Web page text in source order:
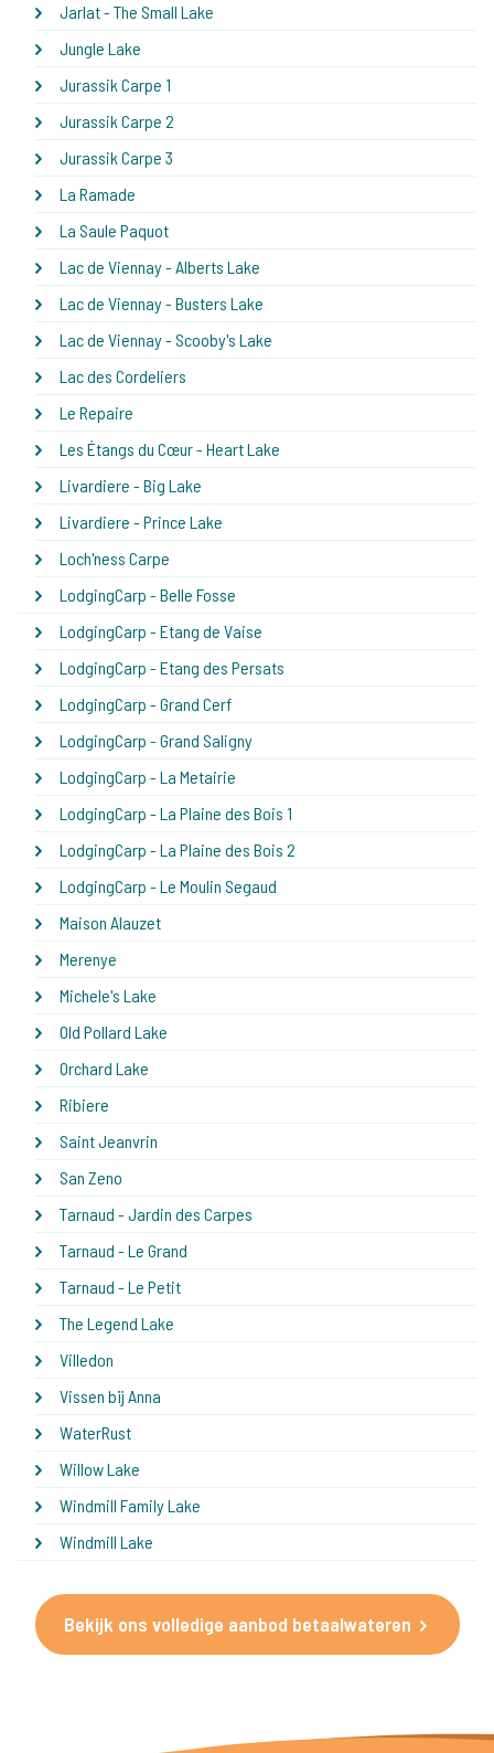
Jarlat - The Small Lake
Jungle Lake
Jurassik Carpe 1
Jurassik Carpe 2
Jurassik Carpe 3
La Ramade
La Saule Paquot
Lac de Viennay - Alberts Lake
Lac de Viennay - Busters Lake
Lac de Viennay - Scooby's Lake
Lac des Cordeliers
Le Repaire
Les Étangs du Cœur - Heart Lake
Livardiere - Big Lake
Livardiere - Prince Lake
Loch'ness Carpe
LodgingCarp - Belle Fosse
LodgingCarp - Etang de Vaise
LodgingCarp - Etang des Persats
LodgingCarp - Grand Cerf
LodgingCarp - Grand Saligny
LodgingCarp - La Metairie
LodgingCarp - La Plaine des Bois 1
LodgingCarp - La Plaine des Bois 2
LodgingCarp - Le Moulin Segaud
Maison Alauzet
Merenye
Michele's Lake
Old Pollard Lake
Orchard Lake
Ribiere
Saint Jeanvrin
San Zeno
Tarnaud - Jardin des Carpes
Tarnaud - Le Grand
Tarnaud - Le Petit
The Legend Lake
Villedon
Vissen bij Anna
WaterRust
Willow Lake
Windmill Family Lake
Windmill Lake
Bekijk ons volledige aanbod betaalwateren